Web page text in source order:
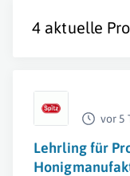
4 aktuelle
vor 5
Lehrling für